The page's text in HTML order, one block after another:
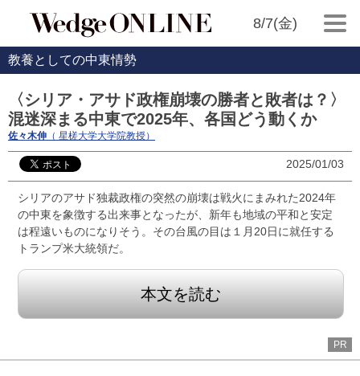
8/7(金)
教養としての中東情勢
〈シリア・アサド政権崩壊の勝者と敗者は？〉
混迷深まる中東で2025年、各国どう動くか
佐々木伸 （ 星槎大学大学院教授）
2025/01/03
シリアのアサド独裁政権の突然の崩壊は戦火にまみれた2024年
の中東を象徴する出来事となったが、新年も地域の平和と安定
は程遠いものになりそう。その台風の目は１月20日に就任する
トランプ米大統領だ。
本文を読む
PR